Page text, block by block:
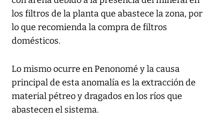
los filtros de la planta que abastece la zona, por
lo que recomienda la compra de filtros
domésticos.
Lo mismo ocurre en Penonomé y la causa
principal de esta anomalía es la extracción de
material pétreo y dragados en los ríos que
abastecen el sistema.